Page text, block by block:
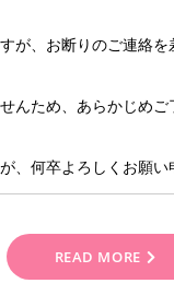
が、お断りのご連絡
んため、あらかじめ
、何卒よろしくお願い
READ MORE